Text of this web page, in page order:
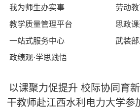
我为师生办实事
劳动
教学质量管理平台
思政
一站式服务中心
武装
政绩观·学思践悟
以课聚力促提升 校际协同
干教师赴江西水利电力大学参